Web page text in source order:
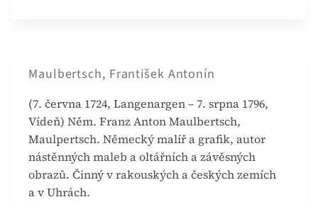
Maulbertsch, František Antonín
(7. června 1724, Langenargen – 7. srpna 1796,
Vídeň) Něm. Franz Anton Maulbertsch,
Maulpertsch. Německý malíř a grafik, autor
nástěnných maleb a oltářních a závěsných
obrazů. Činný v rakouských a českých zemích
a v Uhrách.